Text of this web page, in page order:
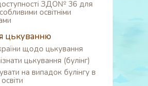
ЗДО№ 36 для
освітніми
цькуванню
щодо цькування
цькування (булінг)
на випадок булінгу в